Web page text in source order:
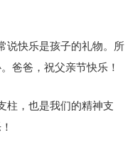
说快乐是孩子的礼物。所
爸爸，祝父亲节快乐！
柱，也是我们的精神支